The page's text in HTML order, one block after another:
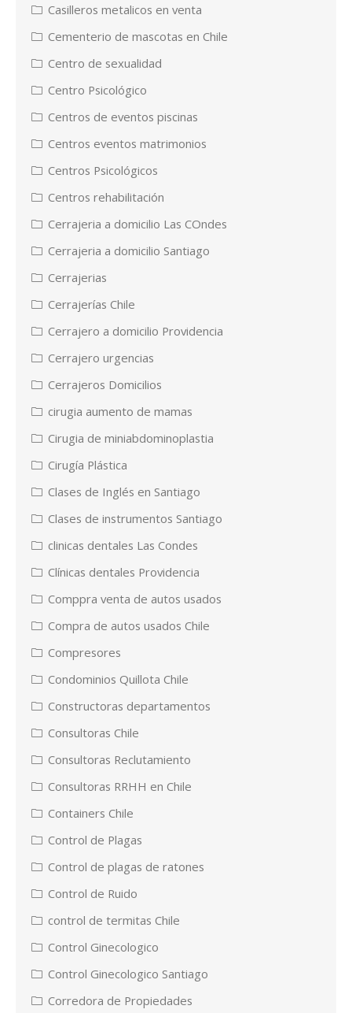
Casilleros metalicos en venta
Cementerio de mascotas en Chile
Centro de sexualidad
Centro Psicológico
Centros de eventos piscinas
Centros eventos matrimonios
Centros Psicológicos
Centros rehabilitación
Cerrajeria a domicilio Las COndes
Cerrajeria a domicilio Santiago
Cerrajerias
Cerrajerías Chile
Cerrajero a domicilio Providencia
Cerrajero urgencias
Cerrajeros Domicilios
cirugia aumento de mamas
Cirugia de miniabdominoplastia
Cirugía Plástica
Clases de Inglés en Santiago
Clases de instrumentos Santiago
clinicas dentales Las Condes
Clínicas dentales Providencia
Comppra venta de autos usados
Compra de autos usados Chile
Compresores
Condominios Quillota Chile
Constructoras departamentos
Consultoras Chile
Consultoras Reclutamiento
Consultoras RRHH en Chile
Containers Chile
Control de Plagas
Control de plagas de ratones
Control de Ruido
control de termitas Chile
Control Ginecologico
Control Ginecologico Santiago
Corredora de Propiedades